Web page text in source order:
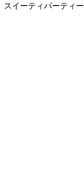
スイーティパーティ